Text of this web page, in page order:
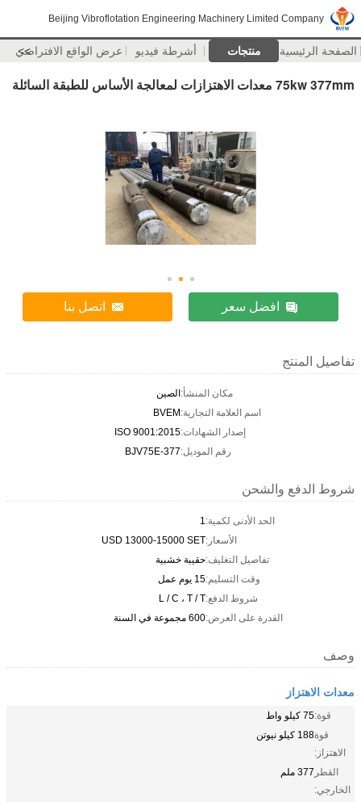
Beijing Vibroflotation Engineering Machinery Limited Company
الصفحة الرئيسية منتجات أشرطة فيديو عرض الواقع الافتراضي
>>
75kw 377mm معدات الاهتزازات لمعالجة الأساس للطبقة السائلة
افضل سعر اتصل بنا
تفاصيل المنتج
مكان المنشأ:الصين
اسم العلامة التجارية:BVEM
إصدار الشهادات:ISO 9001:2015
رقم الموديل:BJV75E-377
شروط الدفع والشحن
الحد الأدنى لكمية:1
الأسعار:USD 13000-15000 SET
تفاصيل التغليف:حقيبة خشبية
وقت التسليم:15 يوم عمل
شروط الدفع:L / C ، T / T
القدرة على العرض:600 مجموعة في السنة
وصف
معدات الاهتزاز
قوة:75 كيلو واط
قوة
الاهتزاز:
188 كيلو نيوتن
القطر
الخارجي:
377 ملم